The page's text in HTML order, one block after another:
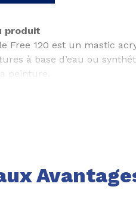
produit
Free 120 est un mastic
à base d’eau ou
peinture.